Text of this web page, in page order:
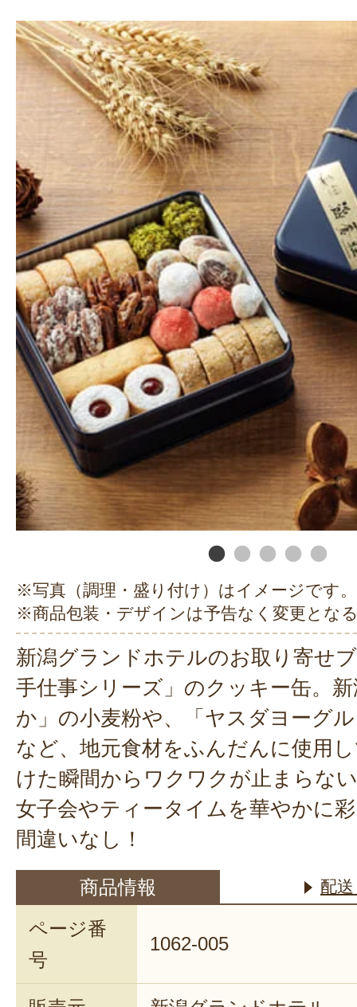
※写真（調理・盛り付け）はイメージです。
※商品包装・デザインは予告なく変更とな
新潟グランドホテルのお取り寄せ
手仕事シリーズ」のクッキー缶。
か」の小麦粉や、「ヤスダヨーグ
など、地元食材をふんだんに使用
けた瞬間からワクワクが止まらな
女子会やティータイムを華やかに
間違いなし！
商品情報 配
ページ番
号
1062-005